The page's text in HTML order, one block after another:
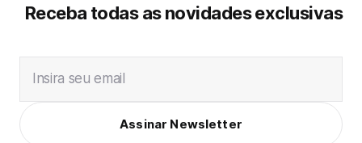
Receba todas as novidades exclusivas
Insira seu email
Assinar Newsletter